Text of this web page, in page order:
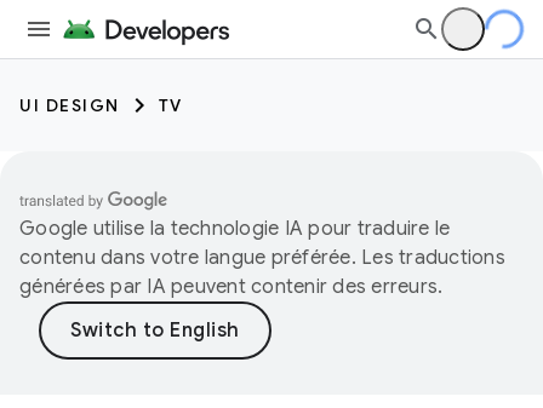
UI DESIGN TV
Google utilise la technologie IA pour traduire le
contenu dans votre langue préférée. Les traductions
générées par IA peuvent contenir des erreurs.